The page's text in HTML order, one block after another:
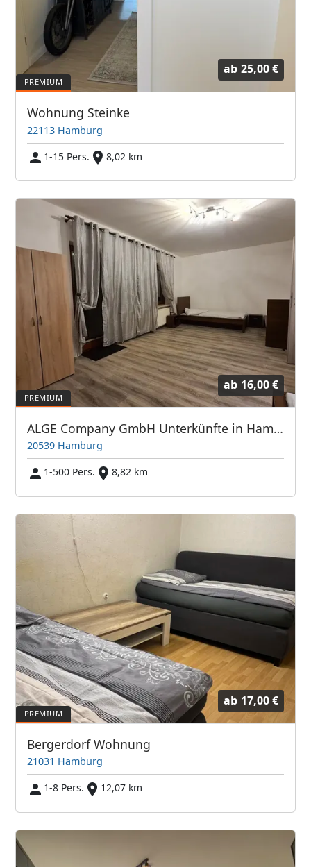
ab 25,00 €
Wohnung Steinke
22113 Hamburg
1-15 Pers.
8,02 km
ab 16,00 €
ALGE Company GmbH Unterkünfte in Hamburg, Buxtehude, Stade, Lübeck
20539 Hamburg
1-500 Pers.
8,82 km
ab 17,00 €
Bergerdorf Wohnung
21031 Hamburg
1-8 Pers.
12,07 km